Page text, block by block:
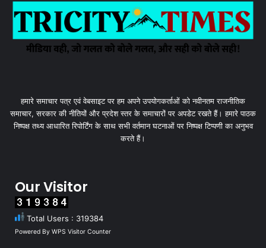
हमारे समाचार पत्र एवं वेबसाइट पर हम अपने उपयोगकर्ताओं को नवीनतम राजनीतिक
समाचार, सरकार की नीतियों और प्रदेश स्तर के समाचारों पर अपडेट रखते हैं। हमारे पाठक
निष्पक्ष तथ्य आधारित रिपोर्टिंग के साथ सभी वर्तमान घटनाओं पर निष्पक्ष टिप्पणी का अनुभव
करते हैं।
Our Visitor
Total Users : 319384
Powered By WPS Visitor Counter